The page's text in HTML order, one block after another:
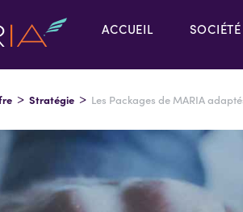
ACCUEIL SOCIÉTÉ
Stratégie Les Packages de MARIA